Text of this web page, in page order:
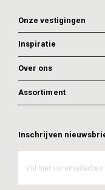
Onze vestigingen
Inspiratie
Over ons
Assortiment
Inschrijven